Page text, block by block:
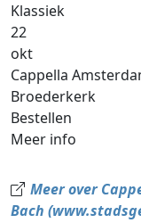
Klassiek
22
okt
Cappella
Broederkerk
Bestellen
Meer info
Meer over
Bach